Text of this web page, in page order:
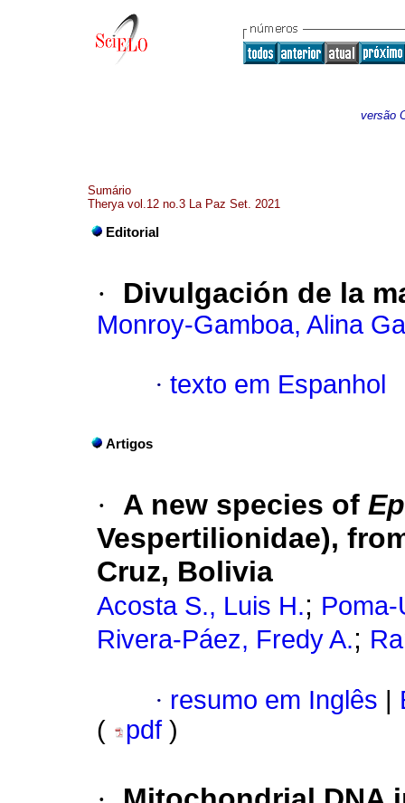
versão
Sumário
Therya vol.12 no.3 La Paz Set. 2021
Editorial
· Divulgación de la
Monroy-Gamboa, Alina
· texto em Espanhol
Artigos
· A new species of
Vespertilionidae),
Cruz, Bolivia
Acosta S., Luis H.;
Rivera-Páez, Fredy A.;
· resumo em Inglês
(
pdf )